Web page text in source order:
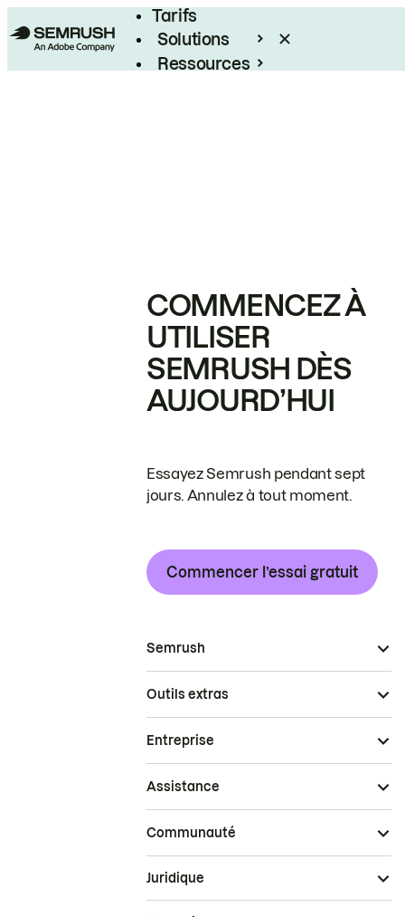
Tarifs
Solutions
Ressources
COMMENCEZ À
UTILISER
SEMRUSH DÈS
AUJOURD’HUI
Essayez Semrush pendant sept
jours. Annulez à tout moment.
Commencer l’essai gratuit
Semrush
Outils extras
Entreprise
Assistance
Communauté
Juridique